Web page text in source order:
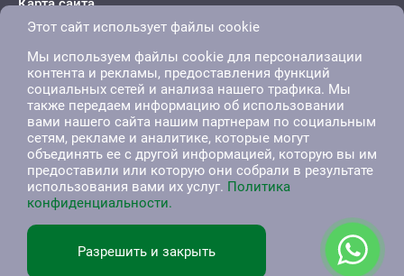
Карта сайта
English
Этот сайт использует файлы cookie
Мы используем файлы cookie для персонализации
контента и рекламы, предоставления функций
социальных сетей и анализа нашего трафика. Мы
также передаем информацию об использовании
вами нашего сайта нашим партнерам по социальным
сетям, рекламе и аналитике, которые могут
объединять ее с другой информацией, которую вы им
предоставили или которую они собрали в результате
использования вами их услуг. Политика
конфиденциальности.
Разрешить и закрыть